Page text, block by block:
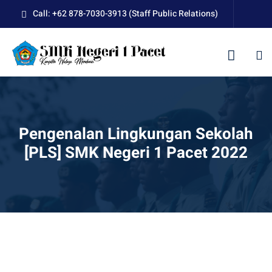
content
Call: +62 878-7030-3913 (Staff Public Relations)
Pengenalan Lingkungan Sekolah
[PLS] SMK Negeri 1 Pacet 2022